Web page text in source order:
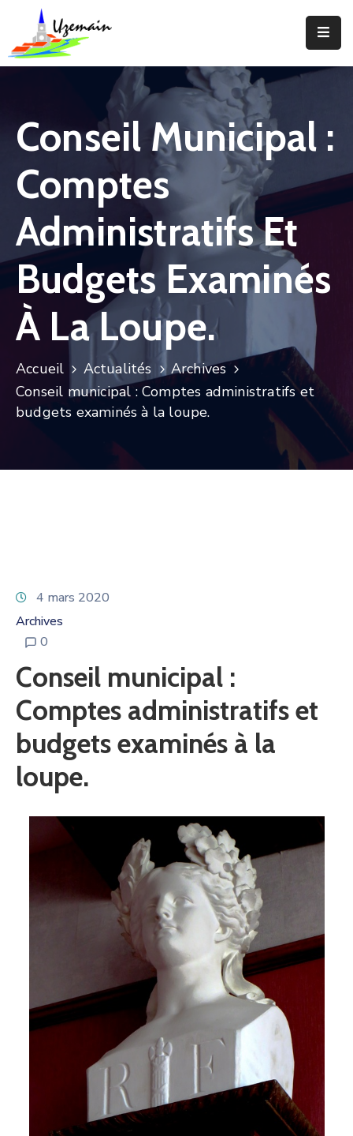
Actualités
Votre
Votre
Mairie
Services
Vie
Locale
Enfance
Conseil Municipal :
Comptes
Administratifs Et
Budgets Examinés
À La Loupe.
Accueil Actualités
Archives
Conseil municipal : Comptes administratifs et
budgets examinés à la loupe.
4 mars 2020
Archives
0
Conseil municipal :
Comptes administratifs et
budgets examinés à la
loupe.